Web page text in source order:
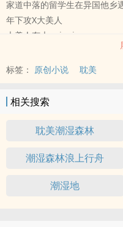
家道中落的留学生在异国他乡
年下攻X大美人
大美人有大neinei
＊注：大美人是性单恋，对这
标签： 原创小说 耽美
相关搜索
耽美潮湿森林
潮湿森林浪上行舟
潮湿地